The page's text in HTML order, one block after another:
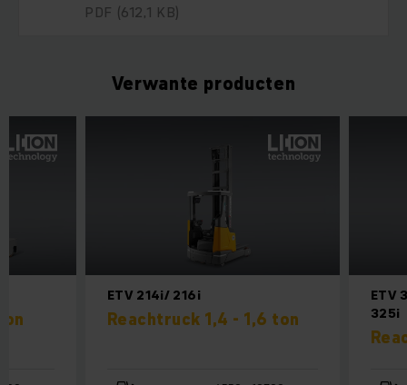
PDF (612,1 KB)
Verwante producten
ETV 214i/ 216i
Reachtruck 1,4 - 1,6 ton
ETV
325i